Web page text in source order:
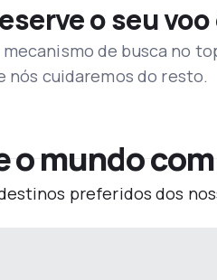
o seu
mecanismo de busca no
nós cuidaremos do resto.
o mundo
preferidos dos